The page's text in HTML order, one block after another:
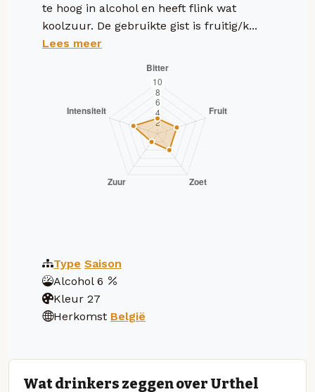
te hoog in alcohol en heeft flink wat
koolzuur. De gebruikte gist is fruitig/k...
Lees meer
Type Saison
Alcohol 6
Kleur 27
Herkomst België
Wat drinkers zeggen over Urthel